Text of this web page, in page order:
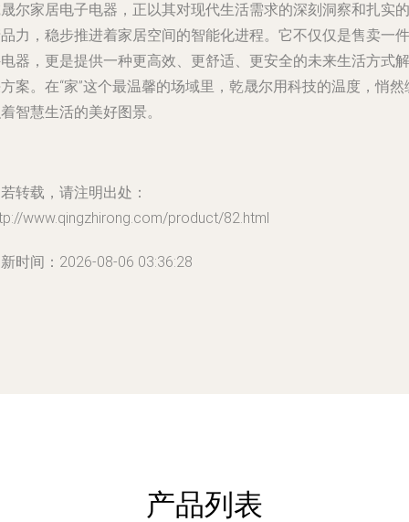
尔家居电子电器，正以其对现代生活需求的深刻洞察和扎实的
力，稳步推进着家居空间的智能化进程。它不仅仅是售卖一件
器，更是提供一种更高效、更舒适、更安全的未来生活方式解
案。在“家”这个最温馨的场域里，乾晟尔用科技的温度，悄然
智慧生活的美好图景。
转载，请注明出处：
www.qingzhirong.com/product/82.html
时间：2026-08-06 03:36:28
产品列表